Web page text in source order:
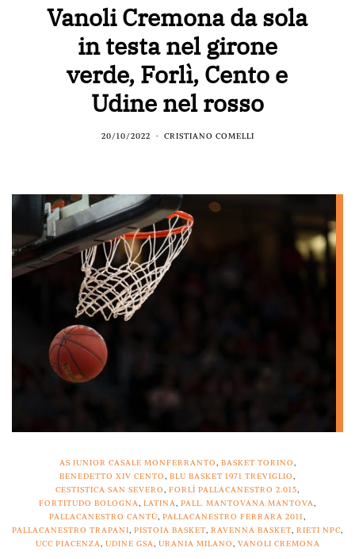
Vanoli Cremona da sola
in testa nel girone
verde, Forlì, Cento e
Udine nel rosso
20/10/2022 CRISTIANO COMELLI
AS JUNIOR CASALE MONFERRANTO, BASKET TORINO,
BENEDETTO XIV CENTO, BLU BASKET 1971 TREVIGLIO,
CESTISTICA SAN SEVERO, FORLÌ PALLACANESTRO 2.015,
FORTITUDO BOLOGNA, LATINA, PALL. MANTOVANA MANTOVA,
PALLACANESTRO CANTÙ, PALLACANESTRO FERRARA 2011,
PALLACANESTRO TRAPANI, PISTOIA BASKET, RAVENNA BASKET, RIETI NPC,
UCC PIACENZA, UDINE GSA, URANIA MILANO, VANOLI CREMONA